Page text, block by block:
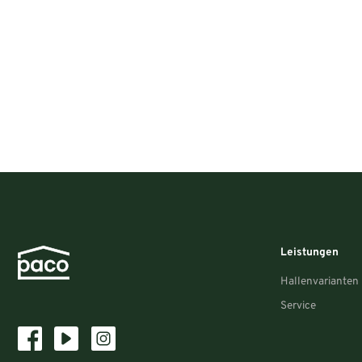
Leistungen
Hallenvarianten
Service